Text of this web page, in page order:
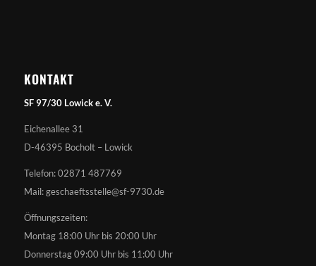
KONTAKT
SF 97/30 Lowick e. V.
Eichenallee 31
D-46395 Bocholt – Lowick
Telefon: 02871 487769
Mail: geschaeftsstelle@sf-9730.de
Öffnungszeiten:
Montag 18:00 Uhr bis 20:00 Uhr
Donnerstag 09:00 Uhr bis 11:00 Uhr